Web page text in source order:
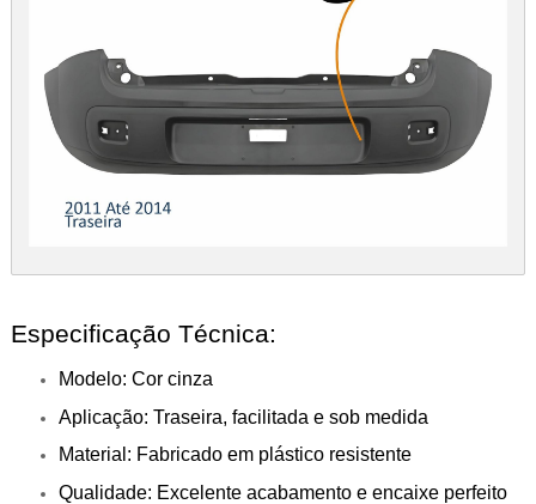
Especificação Técnica:
Modelo: Cor cinza
Aplicação: Traseira, facilitada e sob medida
Material: Fabricado em plástico resistente
Qualidade: Excelente acabamento e encaixe perfeito